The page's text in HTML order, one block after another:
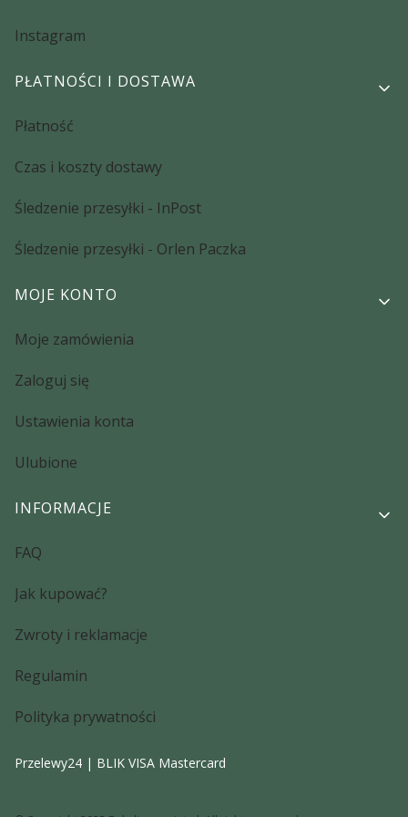
Instagram
PŁATNOŚCI I DOSTAWA
Płatność
Czas i koszty dostawy
Śledzenie przesyłki - InPost
Śledzenie przesyłki - Orlen Paczka
MOJE KONTO
Moje zamówienia
Zaloguj się
Ustawienia konta
Ulubione
INFORMACJE
FAQ
Jak kupować?
Zwroty i reklamacje
Regulamin
Polityka prywatności
Przelewy24 | BLIK VISA Mastercard